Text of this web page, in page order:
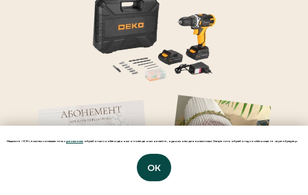
Нажмите «ОК», если вы соглашаетесь с условиями обработки cookie и данных о поведении на сайте, нужных нам для аналитики. Запретить обработку cookie можете через браузер.
ОК